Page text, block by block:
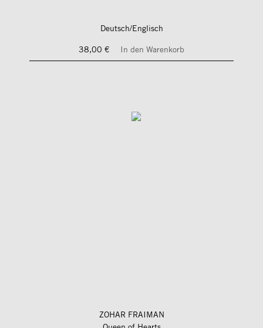
Deutsch/Englisch
38,00 €
In den Warenkorb
ZOHAR FRAIMAN